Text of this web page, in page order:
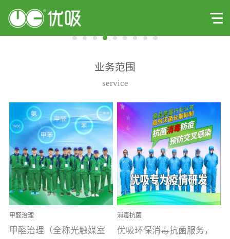
业务范围
service
甲醛治理
甲醛治理（全称光触媒室
消毒抗菌
优吸环保消毒抗菌服务，